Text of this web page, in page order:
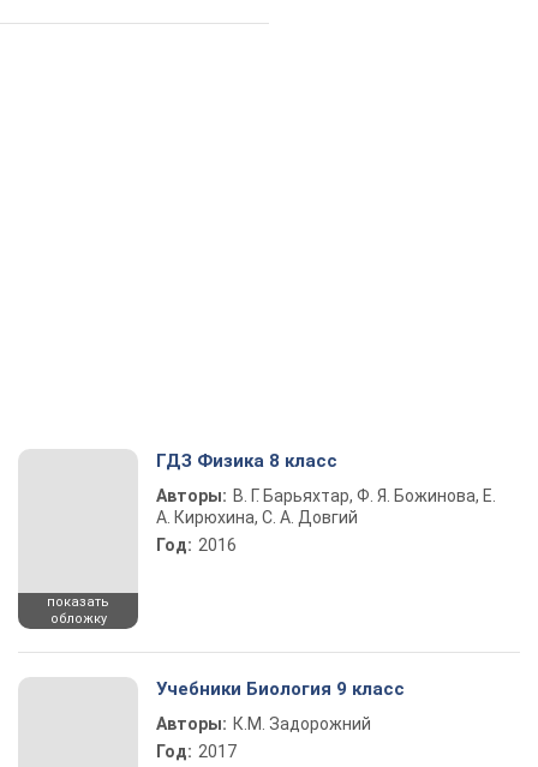
показать
обложку
ГДЗ Физика 8 класс
Авторы: В. Г. Барьяхтар, Ф. Я. Божинова, Е.
А. Кирюхина, С. А. Довгий
Год: 2016
Учебники Биология 9 класс
Авторы: К.М. Задорожний
Год: 2017